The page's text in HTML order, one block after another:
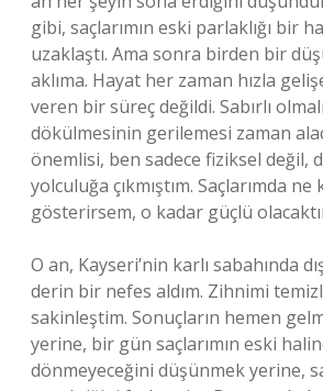
gibi, saçlarımın eski parlaklığı bir
uzaklaştı. Ama sonra birden bir
aklıma. Hayat her zaman hızla
veren bir süreç değildi. Sabırlı
dökülmesinin gerilemesi zaman
önemlisi, ben sadece fiziksel değil,
yolculuğa çıkmıştım. Saçlarımda
gösterirsem, o kadar güçlü
O an, Kayseri’nin karlı sabahında
derin bir nefes aldım. Zihnimi
sakinleştim. Sonuçların hemen
yerine, bir gün saçlarımın eski
dönmeyeceğini düşünmek yerine,